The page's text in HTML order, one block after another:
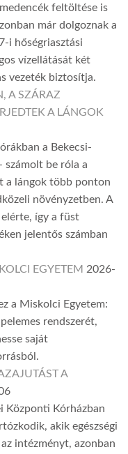
feltöltése is
már dolgoznak a
i hőségriasztási
vízellátását két
vezeték biztosítja.
A SZÁRAZ
A LÁNGOK
a Bekecsi-
számolt be róla a
a lángok több ponton
növényzetben. A
így a füst
jelentős számban
EGYETEM 2026-
a Miskolci Egyetem:
rendszerét,
saját
A
Központi Kórházban
akik egészségi
intézményt, azonban